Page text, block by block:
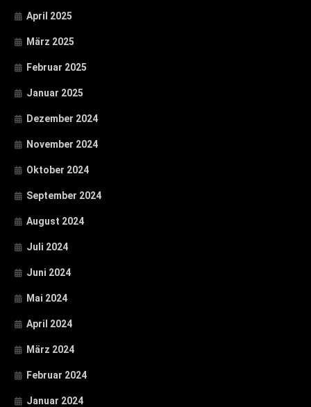
April 2025
März 2025
Februar 2025
Januar 2025
Dezember 2024
November 2024
Oktober 2024
September 2024
August 2024
Juli 2024
Juni 2024
Mai 2024
April 2024
März 2024
Februar 2024
Januar 2024